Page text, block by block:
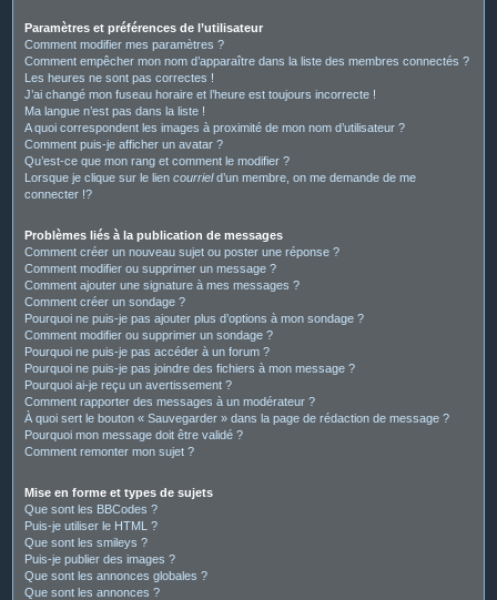
Paramètres et préférences de l’utilisateur
Comment modifier mes paramètres ?
Comment empêcher mon nom d’apparaître dans la liste des membres connectés ?
Les heures ne sont pas correctes !
J’ai changé mon fuseau horaire et l’heure est toujours incorrecte !
Ma langue n’est pas dans la liste !
A quoi correspondent les images à proximité de mon nom d’utilisateur ?
Comment puis-je afficher un avatar ?
Qu’est-ce que mon rang et comment le modifier ?
Lorsque je clique sur le lien courrield’un membre, on me demande de me
connecter !?
Problèmes liés à la publication de messages
Comment créer un nouveau sujet ou poster une réponse ?
Comment modifier ou supprimer un message ?
Comment ajouter une signature à mes messages ?
Comment créer un sondage ?
Pourquoi ne puis-je pas ajouter plus d’options à mon sondage ?
Comment modifier ou supprimer un sondage ?
Pourquoi ne puis-je pas accéder à un forum ?
Pourquoi ne puis-je pas joindre des fichiers à mon message ?
Pourquoi ai-je reçu un avertissement ?
Comment rapporter des messages à un modérateur ?
À quoi sert le bouton « Sauvegarder » dans la page de rédaction de message ?
Pourquoi mon message doit être validé ?
Comment remonter mon sujet ?
Mise en forme et types de sujets
Que sont les BBCodes ?
Puis-je utiliser le HTML ?
Que sont les smileys ?
Puis-je publier des images ?
Que sont les annonces globales ?
Que sont les annonces ?